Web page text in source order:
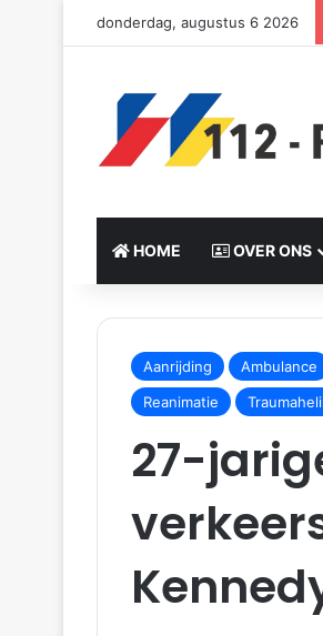
donderdag, augustus 6 2026
HOME OVER ONS
Aanrijding Ambulance
Reanimatie
27-